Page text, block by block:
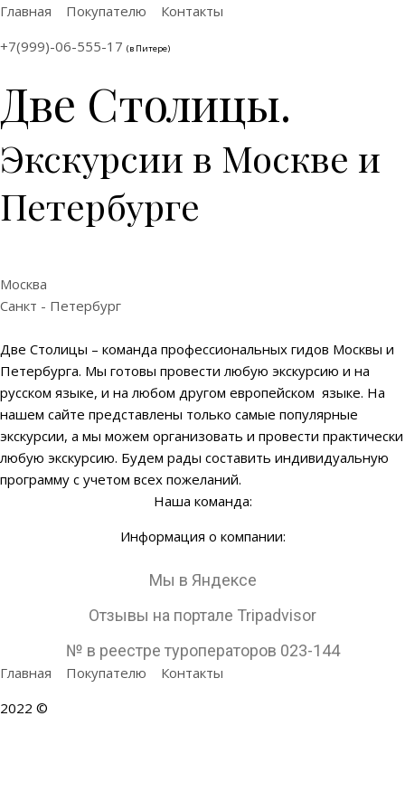
Главная Покупателю
Контакты
+7(999)-06-555-17 (в Питере)
Две Столицы.
Экскурсии в Москве и
Петербурге
Москва
Санкт - Петербург
Две Столицы – команда профессиональных гидов Москвы и
Петербурга. Мы готовы провести любую экскурсию и на
русском языке, и на любом другом европейском языке. На
нашем сайте представлены только самые популярные
экскурсии, а мы можем организовать и провести практически
любую экскурсию. Будем рады составить индивидуальную
программу с учетом всех пожеланий.
Наша команда:
Информация о компании:
Мы в Яндексе
Отзывы на портале Tripadvisor
№ в реестре туроператоров 023-144
Главная Покупателю
Контакты
2022 ©